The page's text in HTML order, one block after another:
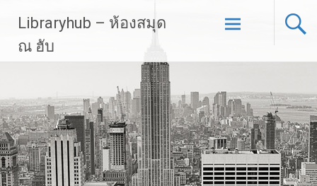
content
Libraryhub – ห้องสมุด
ณ ฮับ